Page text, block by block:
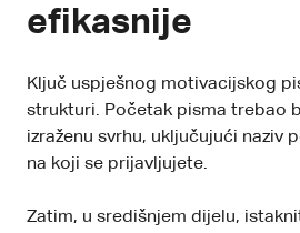
efikasnije
Ključ uspješnog motivacijskog
strukturi. Početak pisma trebao
izraženu svrhu, uključujući naziv
na koji se prijavljujete.
Zatim, u središnjem dijelu,